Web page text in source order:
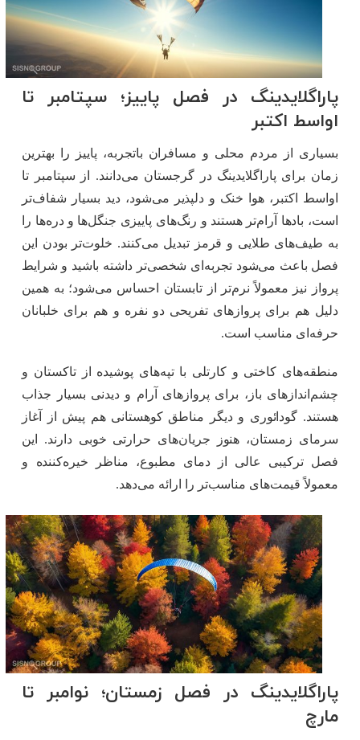
پاراگلایدینگ در فصل پاییز؛ سپتامبر تا
اواسط اکتبر
بسیاری از مردم محلی و مسافران باتجربه، پاییز را بهترین
زمان برای پاراگلایدینگ در گرجستان می‌دانند. از سپتامبر تا
اواسط اکتبر، هوا خنک و دلپذیر می‌شود، دید بسیار شفاف‌تر
است، بادها آرام‌تر هستند و رنگ‌های پاییزی جنگل‌ها و دره‌ها را
به طیف‌های طلایی و قرمز تبدیل می‌کنند. خلوت‌تر بودن این
فصل باعث می‌شود تجربه‌ای شخصی‌تر داشته باشید و شرایط
پرواز نیز معمولاً نرم‌تر از تابستان احساس می‌شود؛ به همین
دلیل هم برای پروازهای تفریحی دو نفره و هم برای خلبانان
حرفه‌ای مناسب است.
منطقه‌های کاختی و کارتلی با تپه‌های پوشیده از تاکستان و
چشم‌اندازهای باز، برای پروازهای آرام و دیدنی بسیار جذاب
هستند. گودائوری و دیگر مناطق کوهستانی هم پیش از آغاز
سرمای زمستان، هنوز جریان‌های حرارتی خوبی دارند. این
فصل ترکیبی عالی از دمای مطبوع، مناظر خیره‌کننده و
معمولاً قیمت‌های مناسب‌تر را ارائه می‌دهد.
پاراگلایدینگ در فصل زمستان؛ نوامبر تا
مارچ